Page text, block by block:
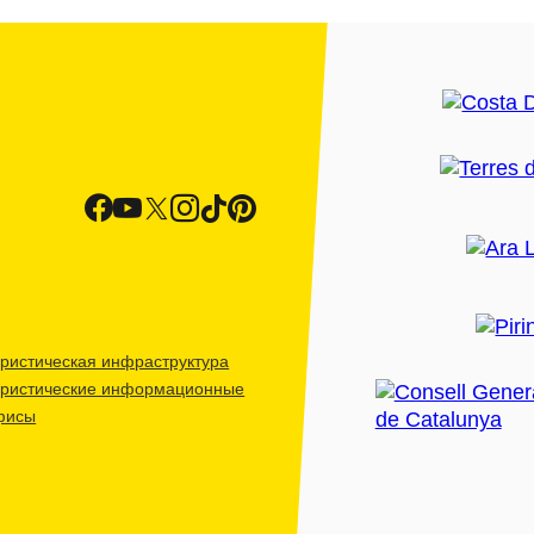
инфраструктура
информационные